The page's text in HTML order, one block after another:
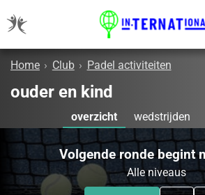
Home › Club › Padel activiteiten
ouder en kind
overzicht wedstrijden
Volgende ronde begint
Alle niveaus